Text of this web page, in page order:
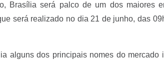
Brasília será palco de um dos maiores
será realizado no dia 21 de junho, das
alguns dos principais nomes do mercado